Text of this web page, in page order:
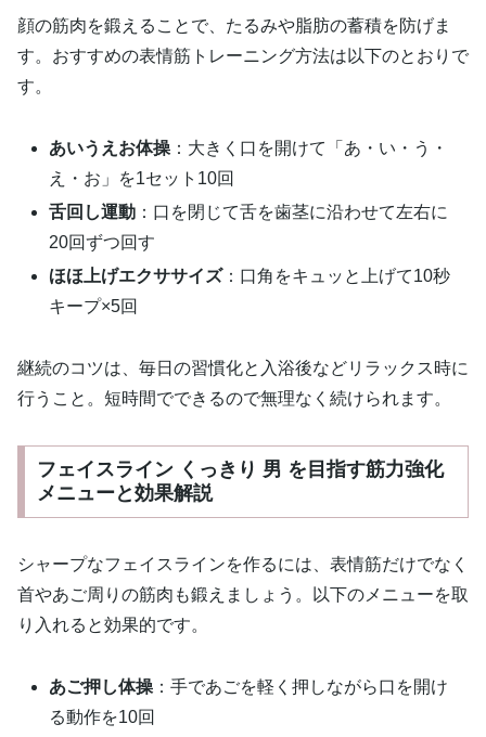
顔の筋肉を鍛えることで、たるみや脂肪の蓄積を防げま
す。おすすめの表情筋トレーニング方法は以下のとおりで
す。
あいうえお体操 ：大きく口を開けて「あ・い・う・
え・お」を1セット10回
舌回し運動 ：口を閉じて舌を歯茎に沿わせて左右に
20回ずつ回す
ほほ上げエクササイズ：口角をキュッと上げて10秒
キープ×5回
継続のコツは、毎日の習慣化と入浴後などリラックス時に
行うこと。短時間でできるので無理なく続けられます。
フェイスライン くっきり 男 を目指す筋力強化
メニューと効果解説
シャープなフェイスラインを作るには、表情筋だけでなく
首やあご周りの筋肉も鍛えましょう。以下のメニューを取
り入れると効果的です。
あご押し体操 ：手であごを軽く押しながら口を開け
る動作を10回